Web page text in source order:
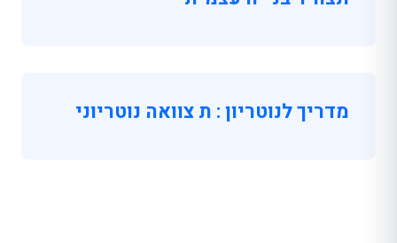
מדריך לנוטריון : ת צוואה נוטריוני